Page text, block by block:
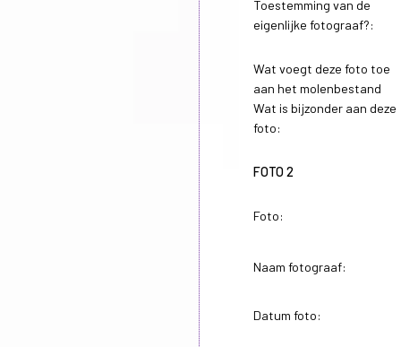
Toestemming van de
eigenlijke fotograaf?:
Wat voegt deze foto toe
aan het molenbestand
Wat is bijzonder aan deze
foto:
FOTO 2
Foto:
Naam fotograaf:
Datum foto: